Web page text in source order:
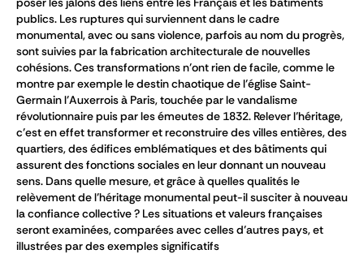
publics. Les ruptures qui surviennent dans le cadre
monumental, avec ou sans violence, parfois au nom du progrès,
sont suivies par la fabrication architecturale de nouvelles
cohésions. Ces transformations n’ont rien de facile, comme le
montre par exemple le destin chaotique de l’église Saint-
Germain l’Auxerrois à Paris, touchée par le vandalisme
révolutionnaire puis par les émeutes de 1832. Relever l’héritage,
c’est en effet transformer et reconstruire des villes entières, des
quartiers, des édifices emblématiques et des bâtiments qui
assurent des fonctions sociales en leur donnant un nouveau
sens. Dans quelle mesure, et grâce à quelles qualités le
relèvement de l’héritage monumental peut-il susciter à nouveau
la confiance collective ? Les situations et valeurs françaises
seront examinées, comparées avec celles d’autres pays, et
illustrées par des exemples significatifs